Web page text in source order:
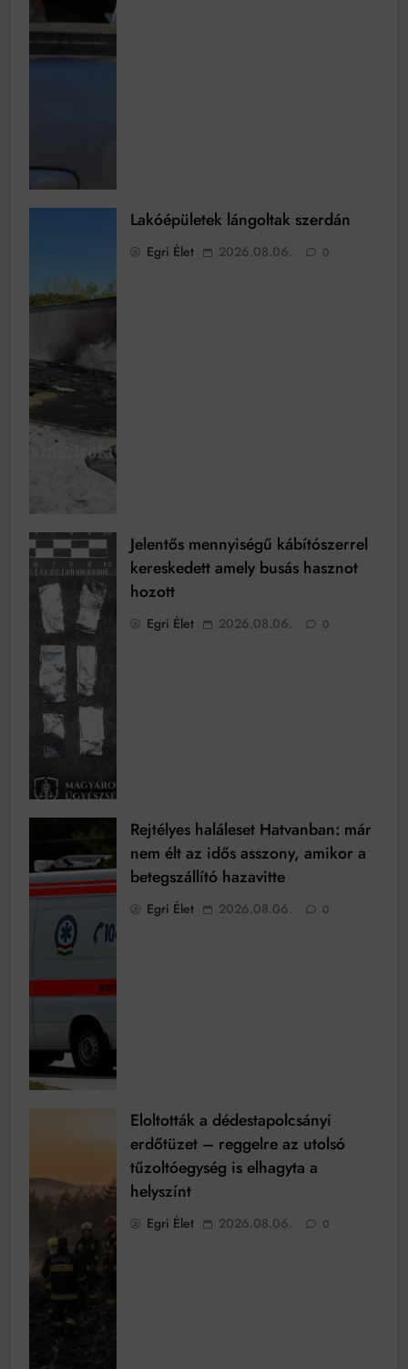
Lakóépületek lángoltak szerdán
Egri Élet 2026.08.06. 0
Jelentős mennyiségű kábítószerrel
kereskedett amely busás hasznot
hozott
Egri Élet 2026.08.06. 0
Rejtélyes haláleset Hatvanban: már
nem élt az idős asszony, amikor a
betegszállító hazavitte
Egri Élet 2026.08.06. 0
Eloltották a dédestapolcsányi
erdőtüzet – reggelre az utolsó
tűzoltóegység is elhagyta a
helyszínt
Egri Élet 2026.08.06. 0